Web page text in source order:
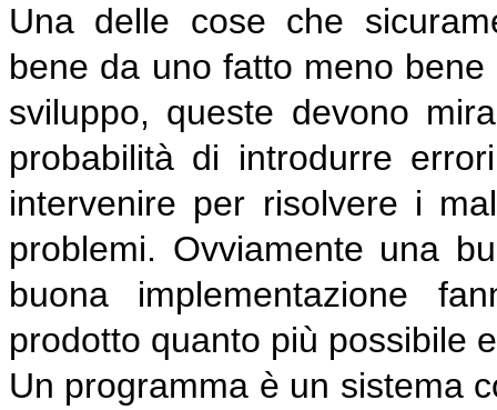
Una delle cose che
bene da uno fatto meno
sviluppo, queste devono
probabilità di introdurre
intervenire per risolvere i
problemi. Ovviamente una
buona implementazione
prodotto quanto più possibile
Un programma è un sistema